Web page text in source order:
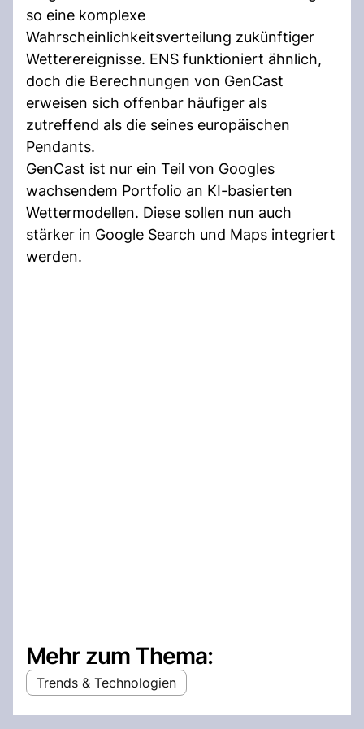
so eine komplexe
Wahrscheinlichkeitsverteilung zukünftiger
Wetterereignisse. ENS funktioniert ähnlich,
doch die Berechnungen von GenCast
erweisen sich offenbar häufiger als
zutreffend als die seines europäischen
Pendants.
GenCast ist nur ein Teil von Googles
wachsendem Portfolio an KI-basierten
Wettermodellen. Diese sollen nun auch
stärker in Google Search und Maps integriert
werden.
Mehr zum Thema:
Trends & Technologien